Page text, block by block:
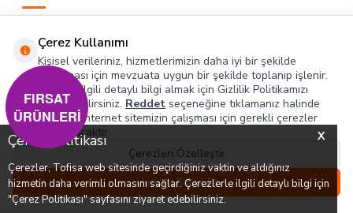
X
Çerez Politikası
Çerezler, Tofisa web sitesinde geçirdiğiniz vaktin ve aldığınız
hizmetin daha verimli olmasını sağlar. Çerezlerle ilgili detaylı bilgi için
"Çerez Politikası" sayfasını ziyaret edebilirsiniz.
Menü
0
Favorilerim Hesabım Sepetim
Hızlı Erişim
Sosyal
Adres & İletişim
T-SOFT
Çerez Kullanımı
Kişisel verileriniz, hizmetlerimizin daha iyi bir şekilde
sunulması için mevzuata uygun bir şekilde toplanıp işlenir.
Konuyla ilgili detaylı bilgi almak için Gizlilik Politikamızı
inceleyebilirsiniz. Reddet seçeneğine tıklamanız halinde
yalnızca internet sitemizin çalışması için gerekli çerezler
kullanılacaktır.
Çerezleri Özelleştir
Hepsini Kabul Et
FIRSAT
ÜRÜNLERİ